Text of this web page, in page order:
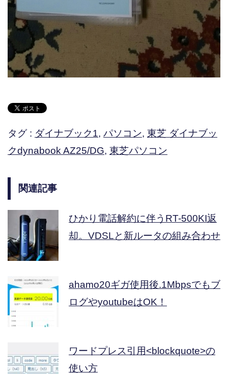
タグ : ダイナブック1, パソコン, 東芝 ダイナブッ
クdynabook AZ25/DG, 東芝パソコン
関連記事
ひかり電話解約に伴うRT-500KI返
却。VDSLと新ルータの組み合わせ
ahamo20ギガ使用後.1Mbpsでもブ
ログやyoutubeはOK！
ワードプレス引用<blockquote>の
使い方